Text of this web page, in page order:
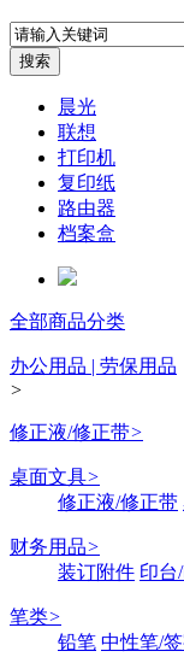
晨光
联想
打印机
复印纸
路由器
档案盒
全部商品分类
办公用品 | 劳保用品
>
修正液/修正带>
桌面文具>
修正液/修正带
财务用品>
装订附件 印台
笔类>
铅笔 中性笔/